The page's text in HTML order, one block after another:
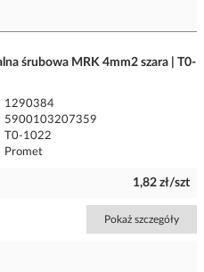
śrubowa MRK 4mm2 szara | T0-
1290384
5900103207359
T0-1022
Promet
1,82 zł/szt
Pokaż szczegóły